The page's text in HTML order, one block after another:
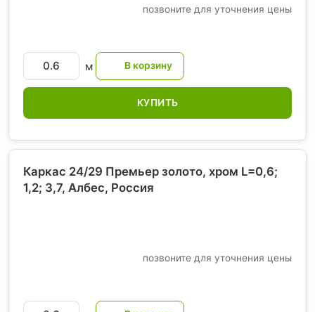
позвоните для уточнения цены
м
КУПИТЬ
Каркас 24/29 Премьер золото, хром L=0,6;
1,2; 3,7, Албес, Россия
позвоните для уточнения цены